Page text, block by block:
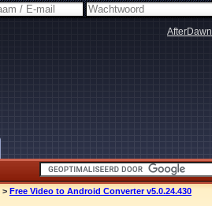
AfterDawn
> Free Video to Android Converter v5.0.24.430